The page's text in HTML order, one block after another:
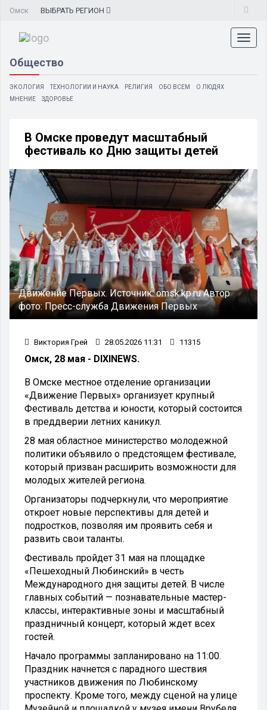
Омск ВЫБРАТЬ РЕГИОН
Общество
ЭКОЛОГИЯ ТЕХНОЛОГИИ И НАУКА РЕЛИГИЯ ОБО ВСЕМ
О ЛЮДЯХ
МНЕНИЕ
ЗДОРОВЬЕ
В Омске проведут масштабный
фестиваль ко Дню защиты детей
Движение Первых. Источник:omsk.kp.ruАвтор
фото:Пресс-служба Движения Первых
Виктория Грей 28.05.2026 11:31 11315
Омск, 28 мая - DIXINEWS.
В Омске местное отделение организации
«Движение Первых» организует крупный
Фестиваль детства и юности, который состоится
в преддверии летних каникул.
28 мая областное министерство молодежной
политики объявило о предстоящем фестивале,
который призван расширить возможности для
молодых жителей региона.
Организаторы подчеркнули, что мероприятие
откроет новые перспективы для детей и
подростков, позволяя им проявить себя и
развить свои таланты.
Фестиваль пройдет 31 мая на площадке
«Пешеходный Любинский» в честь
Международного дня защиты детей. В числе
главных событий — познавательные мастер-
классы, интерактивные зоны и масштабный
праздничный концерт, который ждет всех
гостей.
Начало программы запланировано на 11:00.
Праздник начнется с парадного шествия
участников движения по Любинскому
проспекту. Кроме того, между сценой на улице